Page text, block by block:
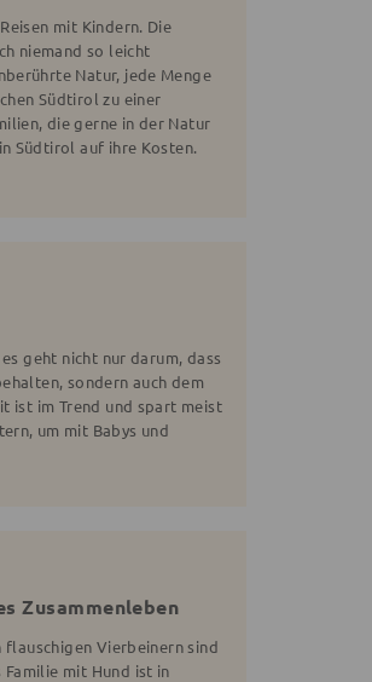
mit Kindern. Die
niemand so leicht
Natur, jede Menge
Südtirol zu einer
die gerne in der Natur
Südtirol auf ihre Kosten.
geht nicht nur darum, dass
sondern auch dem
ist im Trend und spart meist
um mit Babys und
Zusammenleben
Vierbeinern sind
Familie mit Hund ist in